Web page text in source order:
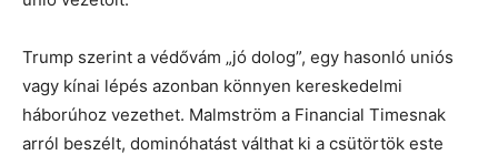
Trump szerint a védővám „jó dolog”, egy hasonló uniós
vagy kínai lépés azonban könnyen kereskedelmi
háborúhoz vezethet. Malmström a Financial Timesnak
arról beszélt, dominóhatást válthat ki a csütörtök este